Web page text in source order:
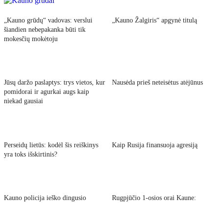
„Kauno grūdų“ vadovas: verslui
šiandien nebepakanka būti tik
mokesčių mokėtoju
„Kauno Žalgiris“ apgynė titulą
Jūsų daržo paslaptys: trys vietos, kur
pomidorai ir agurkai augs kaip
niekad gausiai
Nausėda prieš neteisėtus atėjūnus
Perseidų lietūs: kodėl šis reiškinys
yra toks išskirtinis?
Kaip Rusija finansuoja agresiją
Kauno policija ieško dingusio
Rugpjūčio 1-osios orai Kaune: